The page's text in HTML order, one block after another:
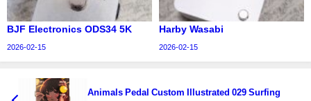
BJF Electronics ODS34 5K
2026-02-15
Harby Wasabi
2026-02-15
Animals Pedal Custom Illustrated 029 Surfing